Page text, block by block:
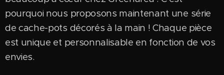
pourquoi nous proposons maintenant une série
de cache-pots décorés à la main ! Chaque pièce
est unique et personnalisable en fonction de vos
envies.